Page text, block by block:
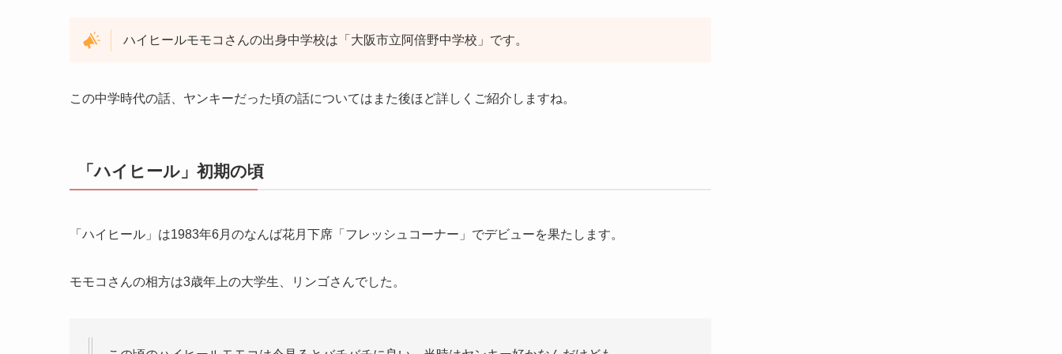
ハイヒールモモコさんの出身中学校は「大阪市立阿倍野中学校」です。
この中学時代の話、ヤンキーだった頃の話についてはまた後ほど詳しくご紹介しますね。
「ハイヒール」初期の頃
「ハイヒール」は1983年6月のなんば花月下席「フレッシュコーナー」でデビューを果たします。
モモコさんの相方は3歳年上の大学生、リンゴさんでした。